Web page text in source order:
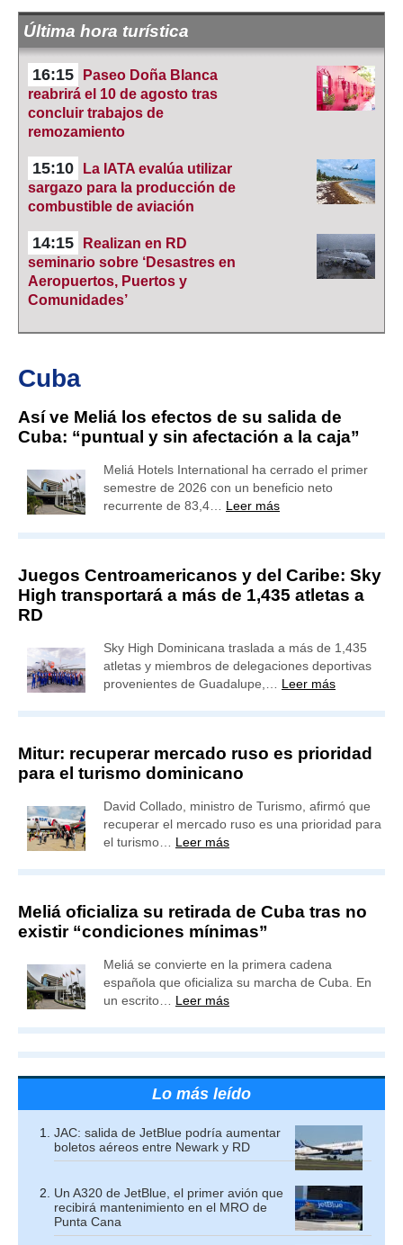
Última hora turística
16:15
Paseo Doña Blanca
reabrirá el 10 de agosto tras
concluir trabajos de
remozamiento
15:10
La IATA evalúa utilizar
sargazo para la producción de
combustible de aviación
14:15
Realizan en RD
seminario sobre ‘Desastres en
Aeropuertos, Puertos y
Comunidades’
Cuba
Así ve Meliá los efectos de su salida de
Cuba: “puntual y sin afectación a la caja”
Meliá Hotels International ha cerrado el primer
semestre de 2026 con un beneficio neto
recurrente de 83,4… Leer más
Juegos Centroamericanos y del Caribe: Sky
High transportará a más de 1,435 atletas a
RD
Sky High Dominicana traslada a más de 1,435
atletas y miembros de delegaciones deportivas
provenientes de Guadalupe,… Leer más
Mitur: recuperar mercado ruso es prioridad
para el turismo dominicano
David Collado, ministro de Turismo, afirmó que
recuperar el mercado ruso es una prioridad para
el turismo… Leer más
Meliá oficializa su retirada de Cuba tras no
existir “condiciones mínimas”
Meliá se convierte en la primera cadena
española que oficializa su marcha de Cuba. En
un escrito… Leer más
Lo más leído
JAC: salida de JetBlue podría aumentar
boletos aéreos entre Newark y RD
Un A320 de JetBlue, el primer avión que
recibirá mantenimiento en el MRO de
Punta Cana